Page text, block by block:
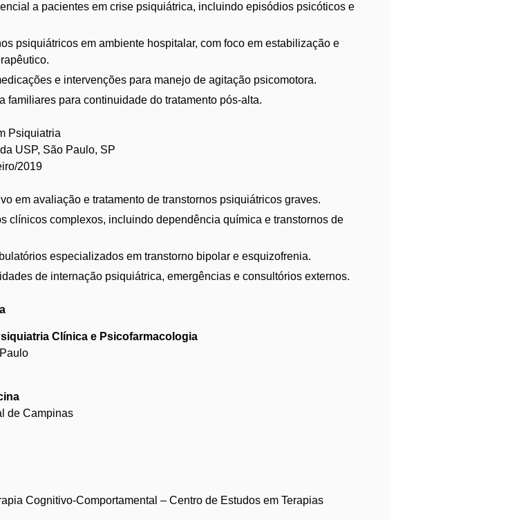
a pacientes em crise psiquiátrica, incluindo episódios psicóticos e
psiquiátricos em ambiente hospitalar, com foco em estabilização e
e intervenções para manejo de agitação psicomotora.
familiares para continuidade do tratamento pós-alta.
Psiquiatria
USP, São Paulo, SP
2019
em avaliação e tratamento de transtornos psiquiátricos graves.
clínicos complexos, incluindo dependência química e transtornos de
especializados em transtorno bipolar e esquizofrenia.
de internação psiquiátrica, emergências e consultórios externos.
Clínica e Psicofarmacologia
de Campinas
Cognitivo-Comportamental – Centro de Estudos em Terapias